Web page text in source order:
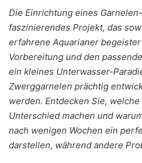
Die Einrichtung eines
faszinierendes Projekt, das
erfahrene Aquarianer
Vorbereitung und den
ein kleines Unterwasser-
Zwerggarnelen prächtig
werden. Entdecken Sie,
Unterschied machen und
nach wenigen Wochen ein
darstellen, während andere